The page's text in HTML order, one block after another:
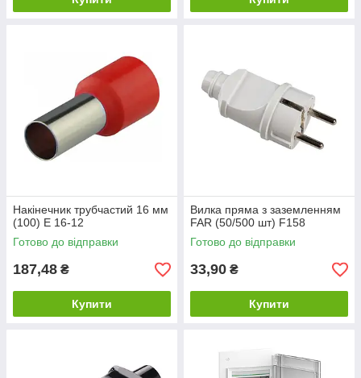
Накінечник трубчастий 16 мм
(100) E 16-12
Готово до відправки
187,48 ₴
Купити
Вилка пряма з заземленням
FAR (50/500 шт) F158
Готово до відправки
33,90 ₴
Купити